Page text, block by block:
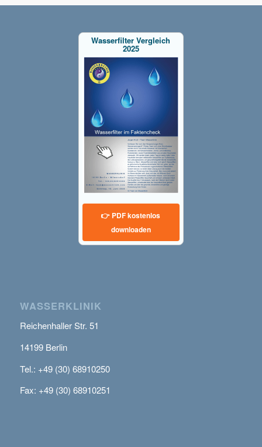
Wasserfilter Vergleich
2025
👉 PDF kostenlos
downloaden
WASSERKLINIK
Reichenhaller Str. 51
14199 Berlin
Tel.: +49 (30) 68910250
Fax: +49 (30) 68910251